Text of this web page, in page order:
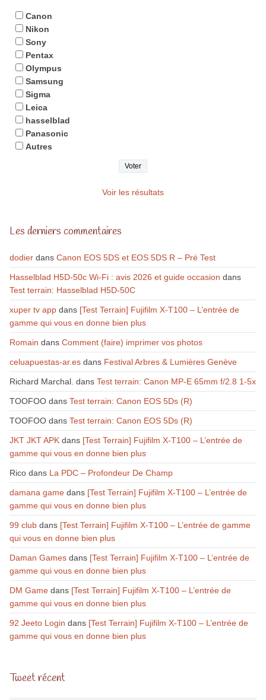
Canon
Nikon
Sony
Pentax
Olympus
Samsung
Sigma
Leica
hasselblad
Panasonic
Autres
Voir les résultats
Les derniers commentaires
dodierdans Canon EOS 5DS et EOS 5DS R – Pré Test
Hasselblad H5D-50c Wi-Fi : avis 2026 et guide occasion dans
Test terrain: Hasselblad H5D-50C
xuper tv appdans [Test Terrain] Fujifilm X-T100 – L’entrée de
gamme qui vous en donne bien plus
Romain dans Comment (faire) imprimer vos photos
celuapuestas-ar.esdans Festival Arbres & Lumières Genève
Richard Marchal. dans Test terrain: Canon MP-E 65mm f/2.8 1-5x
TOOFOOdans Test terrain: Canon EOS 5Ds (R)
TOOFOOdans Test terrain: Canon EOS 5Ds (R)
JKT JKT APKdans [Test Terrain] Fujifilm X-T100 – L’entrée de
gamme qui vous en donne bien plus
Ricodans La PDC – Profondeur De Champ
damana gamedans [Test Terrain] Fujifilm X-T100 – L’entrée de
gamme qui vous en donne bien plus
99 clubdans [Test Terrain] Fujifilm X-T100 – L’entrée de gamme
qui vous en donne bien plus
Daman Gamesdans [Test Terrain] Fujifilm X-T100 – L’entrée de
gamme qui vous en donne bien plus
DM Gamedans [Test Terrain] Fujifilm X-T100 – L’entrée de
gamme qui vous en donne bien plus
92 Jeeto Login dans [Test Terrain] Fujifilm X-T100 – L’entrée de
gamme qui vous en donne bien plus
Tweet récent